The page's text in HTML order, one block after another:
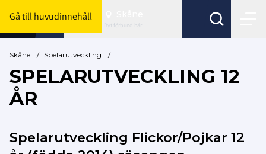
Gå till huvudinnehåll
Byt förbund här
Skåne / Spelarutveckling /
SPELARUTVECKLING 12
ÅR
Spelarutveckling Flickor/Pojkar 12